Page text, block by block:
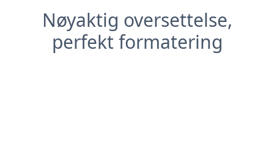
Nøyaktig oversettelse,
perfekt formatering